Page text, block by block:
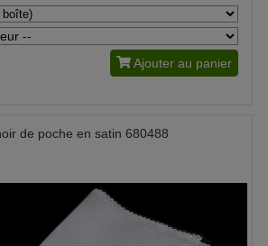
Ajouter au panier
de poche en satin 680488